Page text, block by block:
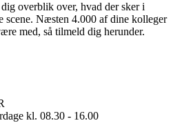
overblik over, hvad der sker i
scene. Næsten 4.000 af dine kolleger
med, så tilmeld dig herunder.
kl. 08.30 - 16.00